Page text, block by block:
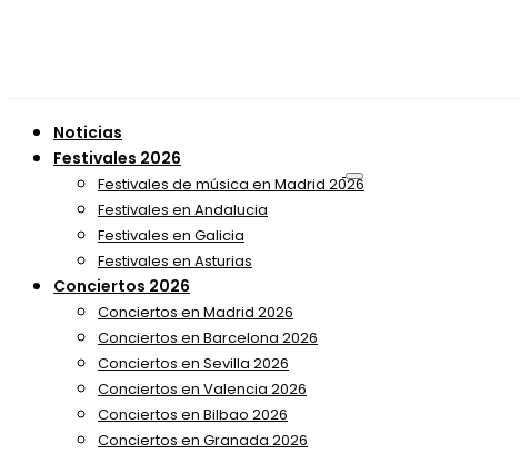
Noticias
Festivales 2026
Festivales de música en Madrid 2026
Festivales en Andalucia
Festivales en Galicia
Festivales en Asturias
Conciertos 2026
Conciertos en Madrid 2026
Conciertos en Barcelona 2026
Conciertos en Sevilla 2026
Conciertos en Valencia 2026
Conciertos en Bilbao 2026
Conciertos en Granada 2026